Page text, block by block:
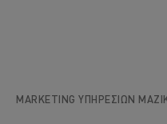
MARKETING ΥΠΗΡΕΣΙΏΝ